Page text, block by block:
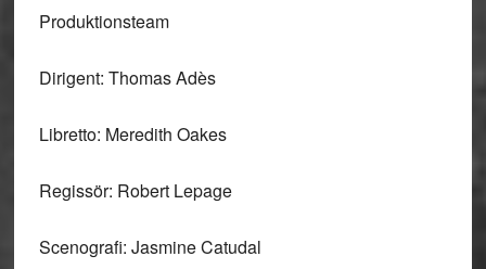
Produktionsteam
Dirigent: Thomas Adès
Libretto: Meredith Oakes
Regissör: Robert Lepage
Scenografi: Jasmine Catudal